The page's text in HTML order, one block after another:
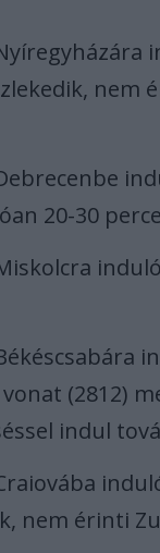
nem
20-30
induló
(2812)
indul
nem érinti